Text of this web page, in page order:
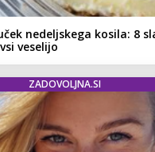
nedeljskega kosila: 8
veselijo
ZADOVOLJNA.SI